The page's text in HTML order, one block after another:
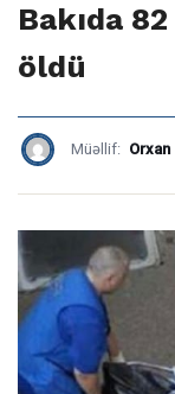
Bakıda
öldü
Müəllif: Orxan